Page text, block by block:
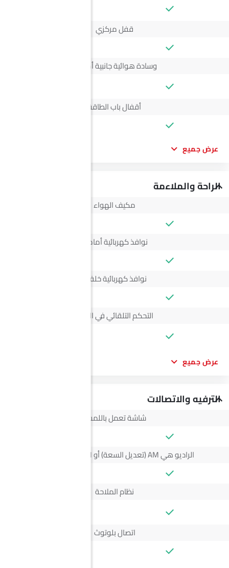
قفل مركزي
وسادة هوائية جانبية أمامية
أقفال باب الطاقة
عرض جميع
الراحة والملاءمة
مكيف الهواء
نوافذ كهربائية أمامية
نوافذ كهربائية خلفية
التحكم التلقائي في المناخ
عرض جميع
الترفيه والاتصالات
شاشة تعمل باللمس
الراديو هي AM (تعديل السعة) أو FM (تضمين التردد)،
نظام الملاحة
اتصال بلوتوث